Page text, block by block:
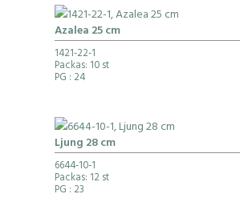
Azalea 25 cm
1421-22-1
Packas: 10 st
PG : 24
Ljung 28 cm
6644-10-1
Packas: 12 st
PG : 23